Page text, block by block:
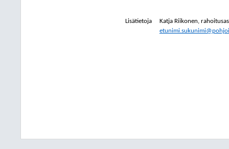
Lisätietoja Katja Riikonen,